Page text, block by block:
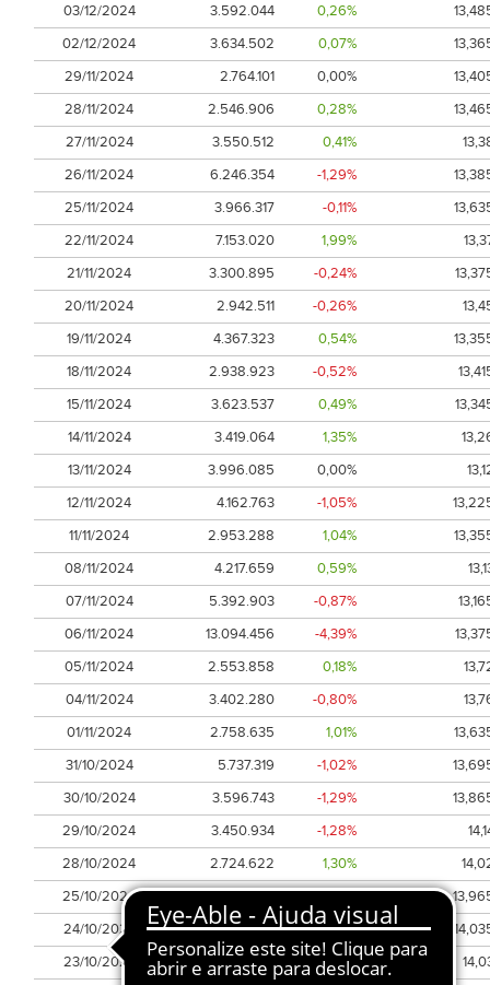
03/12/2024
3.592.044 0,26%
02/12/2024
3.634.502 0,07%
29/11/2024
2.764.101 0,00%
28/11/2024
2.546.906 0,28%
27/11/2024
3.550.512 0,41%
26/11/2024
6.246.354 -1,29%
25/11/2024
3.966.317 -0,11%
22/11/2024
7.153.020 1,99%
21/11/2024
3.300.895 -0,24%
20/11/2024
2.942.511 -0,26%
19/11/2024
4.367.323 0,54%
18/11/2024
2.938.923 -0,52%
15/11/2024
3.623.537 0,49%
14/11/2024
3.419.064 1,35%
13/11/2024
3.996.085 0,00%
12/11/2024
4.162.763 -1,05%
11/11/2024
2.953.288 1,04%
08/11/2024
4.217.659 0,59%
07/11/2024
5.392.903 -0,87%
06/11/2024
13.094.456 -4,39%
05/11/2024
2.553.858 0,18%
04/11/2024
3.402.280 -0,80%
01/11/2024
2.758.635 1,01%
31/10/2024
5.737.319 -1,02%
30/10/2024
3.596.743 -1,29%
29/10/2024
3.450.934 -1,28%
28/10/2024
2.724.622 1,30%
25/10/2024
2.904.465 -0,29%
24/10/2024
3.002.055 0,14%
23/10/2024
3.601.712 1,52%